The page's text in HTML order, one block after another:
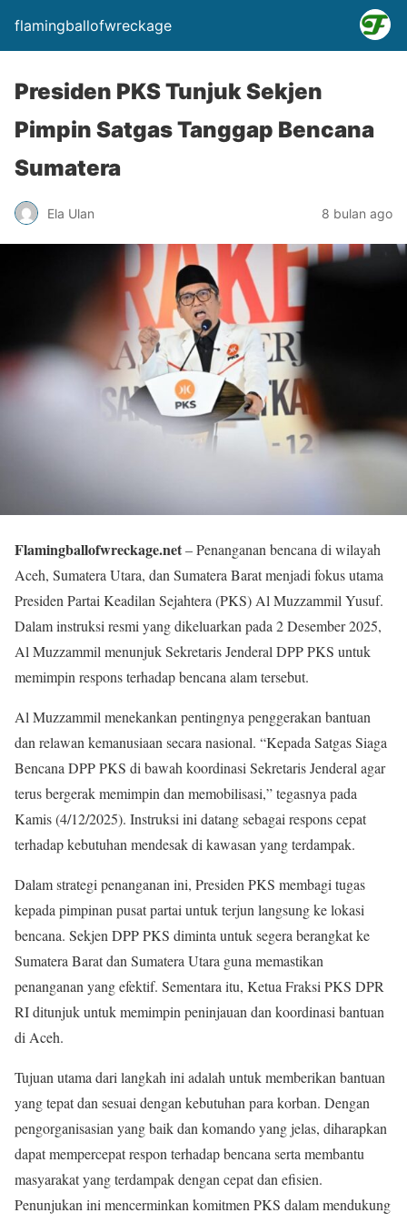
flamingballofwreckage
Presiden PKS Tunjuk Sekjen
Pimpin Satgas Tanggap Bencana
Sumatera
Ela Ulan 8 bulan ago
Flamingballofwreckage.net– Penanganan bencana di wilayah
Aceh, Sumatera Utara, dan Sumatera Barat menjadi fokus utama
Presiden Partai Keadilan Sejahtera (PKS) Al Muzzammil Yusuf.
Dalam instruksi resmi yang dikeluarkan pada 2 Desember 2025,
Al Muzzammil menunjuk Sekretaris Jenderal DPP PKS untuk
memimpin respons terhadap bencana alam tersebut.
Al Muzzammil menekankan pentingnya penggerakan bantuan
dan relawan kemanusiaan secara nasional. “Kepada Satgas Siaga
Bencana DPP PKS di bawah koordinasi Sekretaris Jenderal agar
terus bergerak memimpin dan memobilisasi,” tegasnya pada
Kamis (4/12/2025). Instruksi ini datang sebagai respons cepat
terhadap kebutuhan mendesak di kawasan yang terdampak.
Dalam strategi penanganan ini, Presiden PKS membagi tugas
kepada pimpinan pusat partai untuk terjun langsung ke lokasi
bencana. Sekjen DPP PKS diminta untuk segera berangkat ke
Sumatera Barat dan Sumatera Utara guna memastikan
penanganan yang efektif. Sementara itu, Ketua Fraksi PKS DPR
RI ditunjuk untuk memimpin peninjauan dan koordinasi bantuan
di Aceh.
Tujuan utama dari langkah ini adalah untuk memberikan bantuan
yang tepat dan sesuai dengan kebutuhan para korban. Dengan
pengorganisasian yang baik dan komando yang jelas, diharapkan
dapat mempercepat respon terhadap bencana serta membantu
masyarakat yang terdampak dengan cepat dan efisien.
Penunjukan ini mencerminkan komitmen PKS dalam mendukung